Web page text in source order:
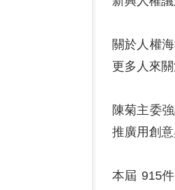
關於人權
更多人來
陳菊主委
推廣用創
本屆 915